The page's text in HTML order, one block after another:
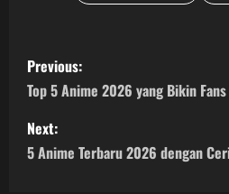
P
o
s
t
Previous:
Top 5 Anime 2026 yang Bikin
Next:
5 Anime Terbaru 2026 dengan